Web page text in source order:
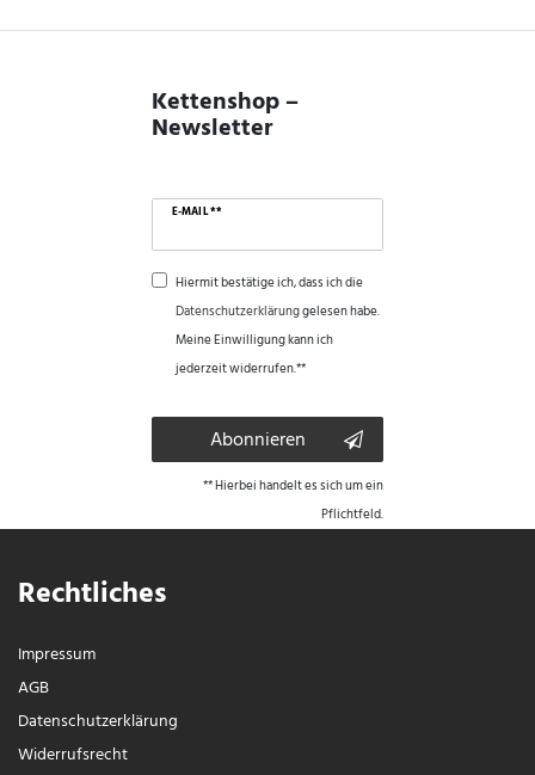
Kettenshop –
Newsletter
E-MAIL **
Hiermit bestätige ich, dass ich die
Daten­schutz­erklärunggelesen habe.
Meine Einwilligung kann ich
jederzeit widerrufen.**
Abonnieren
** Hierbei handelt es sich um ein
Pflichtfeld.
Rechtliches
Impressum
AGB
Daten­schutz­erklärung
Widerrufs­recht